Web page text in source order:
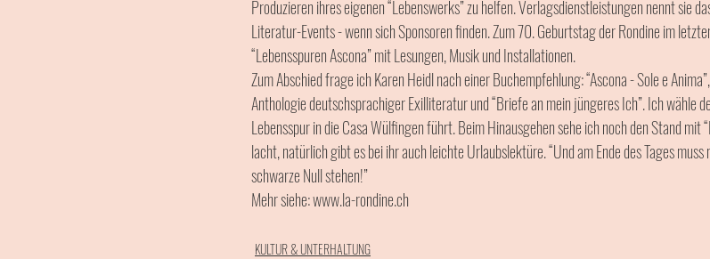
Produzieren ihres eigenen “Lebenswerks” zu helfen. Verlagsdienstleistungen nennt sie
Literatur-Events - wenn sich Sponsoren finden. Zum 70. Geburtstag der Rondine im
“Lebensspuren Ascona” mit Lesungen, Musik und Installationen.
Zum Abschied frage ich Karen Heidl nach einer Buchempfehlung: “Ascona - Sole e
Anthologie deutschsprachiger Exilliteratur und “Briefe an mein jüngeres Ich”. Ich wähle
Lebensspur in die Casa Wülfingen führt. Beim Hinausgehen sehe ich noch den Stand mit
lacht, natürlich gibt es bei ihr auch leichte Urlaubslektüre. “Und am Ende des Tages
schwarze Null stehen!”
Mehr siehe: www.la-rondine.ch
KULTUR & UNTERHALTUNG